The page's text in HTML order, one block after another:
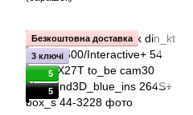
Безкоштовна доставка
3 ключі
5
5